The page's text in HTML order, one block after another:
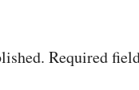
Required